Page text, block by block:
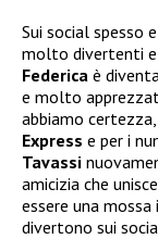
Sui social spesso
molto divertenti
Federica è
e molto
abbiamo
Express e per i
Tavassi
amicizia che unisce
essere una
divertono sui